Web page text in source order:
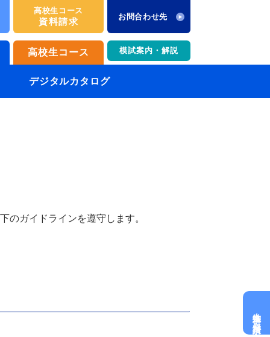
高校生コース
資料請求 お問合わせ先
高校生コース 模試案内・解説
デジタルカタログ
資料請求
のガイドラインを遵守します。